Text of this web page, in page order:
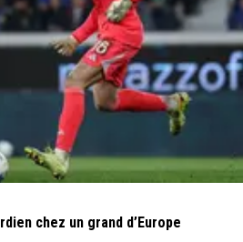
chez un grand d’Europe